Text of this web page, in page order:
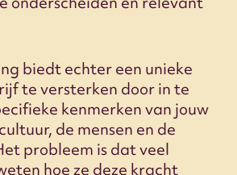
biedt echter een unieke
te versterken door in te
kenmerken van jouw
de mensen en de
probleem is dat veel
hoe ze deze kracht